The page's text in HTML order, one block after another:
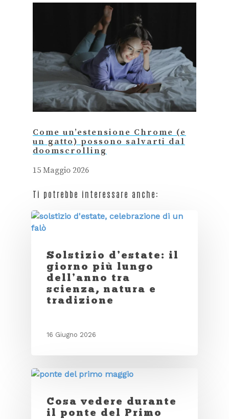
Come un’estensione Chrome (e
un gatto) possono salvarti dal
doomscrolling
15 Maggio 2026
Ti potrebbe interessare anche:
Solstizio d’estate: il
giorno più lungo
dell’anno tra
scienza, natura e
tradizione
16 Giugno 2026
Cosa vedere durante
il ponte del Primo